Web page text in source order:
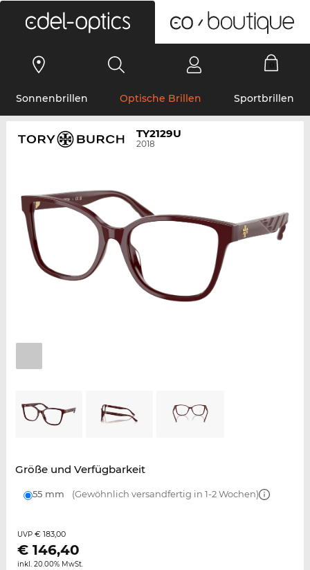
Sonnenbrillen Optische Brillen Sportbrillen
TY2129U
2018
Größe und Verfügbarkeit
55 mm (Gewöhnlich versandfertig in 1-2 Wochen)
UVP € 183,00
€ 146,40
inkl. 20.00% MwSt.